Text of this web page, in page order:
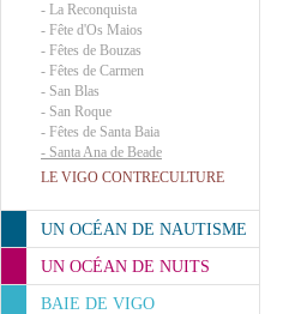
- La Reconquista
- Fête d'Os Maios
- Fêtes de Bouzas
- Fêtes de Carmen
- San Blas
- San Roque
- Fêtes de Santa Baia
- Santa Ana de Beade
LE VIGO CONTRECULTURE
UN OCÉAN DE NAUTISME
UN OCÉAN DE NUITS
BAIE DE VIGO